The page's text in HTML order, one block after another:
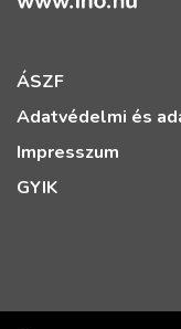
ÁSZF
Adatvédelmi és
Impresszum
GYIK